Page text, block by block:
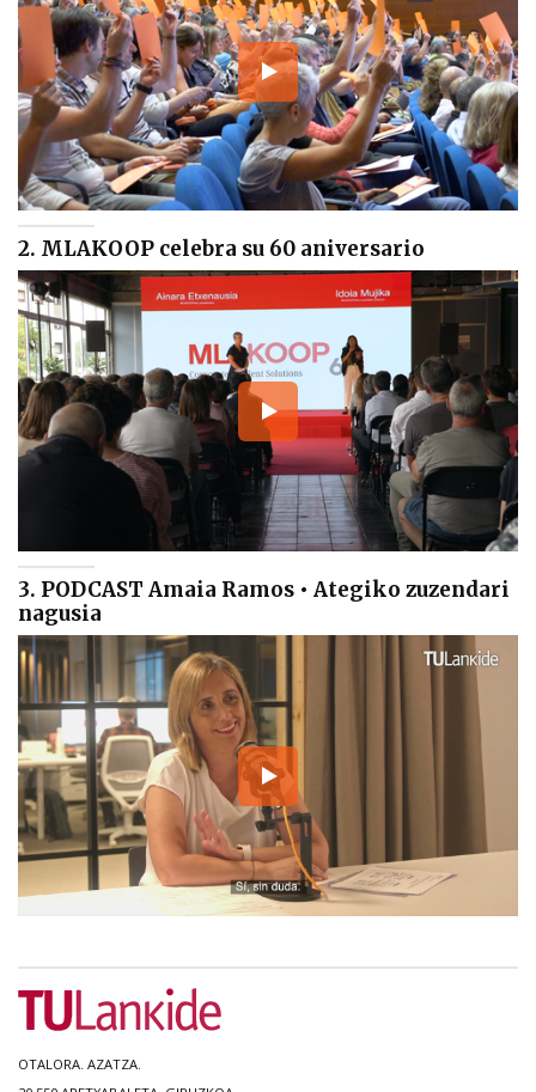
2. MLAKOOP celebra su 60 aniversario
3. PODCAST Amaia Ramos • Ategiko zuzendari
nagusia
OTALORA. AZATZA.